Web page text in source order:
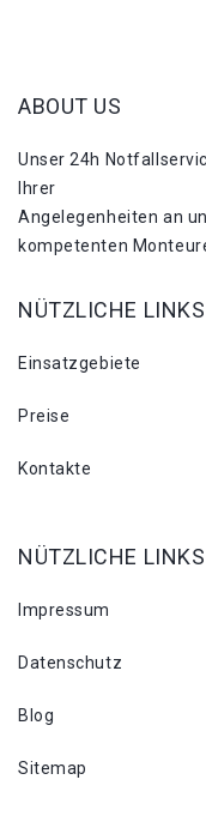
ABOUT US
Unser 24h
Ihrer
Angelegenheiten an
kompetenten
NÜTZLICHE LINKS
Einsatzgebiete
Preise
Kontakte
NÜTZLICHE LINKS
Impressum
Datenschutz
Blog
Sitemap